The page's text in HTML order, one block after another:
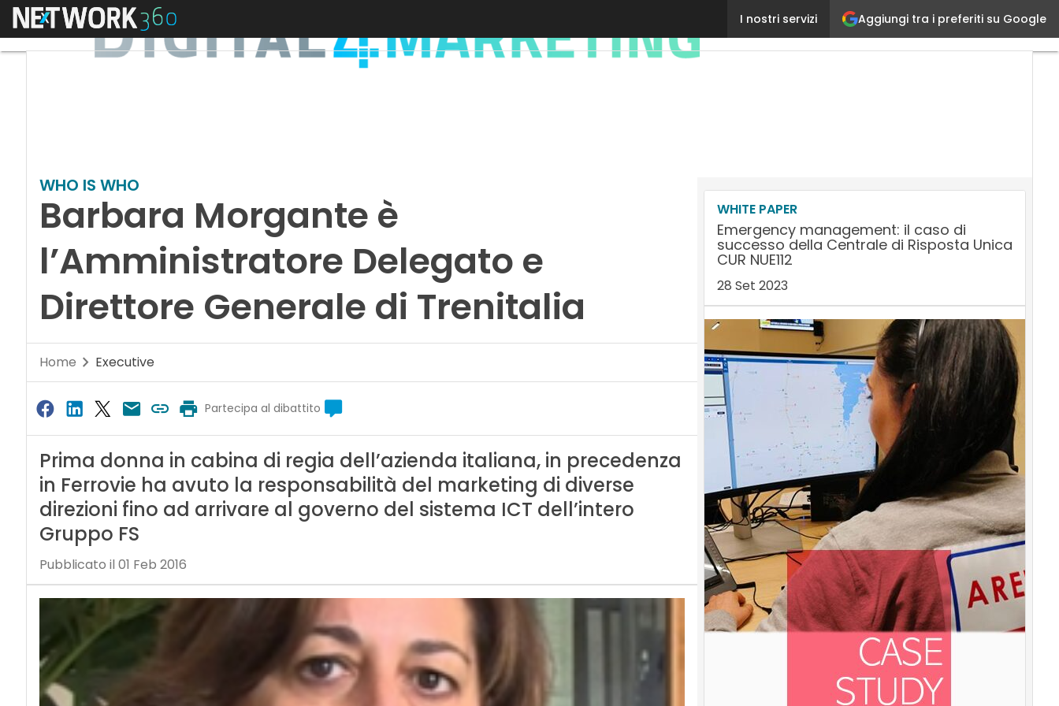
Aggiungi tra i preferiti su Google
I nostri servizi
Menu Barbara Morgante è l’Amministratore Delegato e
WHO IS WHO
Barbara Morgante è
l’Amministratore Delegato e
Direttore Generale di Trenitalia
Home Executive
Partecipa al dibattito
Prima donna in cabina di regia dell’azienda italiana, in precedenza
in Ferrovie ha avuto la responsabilità del marketing di diverse
direzioni fino ad arrivare al governo del sistema ICT dell’intero
Gruppo FS
Pubblicato il 01 Feb 2016
WHITE PAPER
Emergency management: il caso di
successo della Centrale di Risposta Unica
CUR NUE112
28 Set 2023